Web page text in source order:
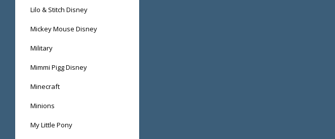
Lilo & Stitch Disney
Mickey Mouse Disney
Military
Mimmi Pigg Disney
Minecraft
Minions
My Little Pony